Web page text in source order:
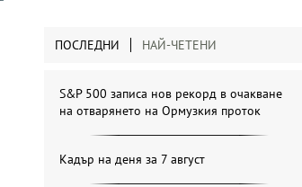
ПОСЛЕДНИ НАЙ-ЧЕТЕНИ
S&P 500 записа нов рекорд в очакване
на отварянето на Ормузкия проток
Кадър на деня за 7 август